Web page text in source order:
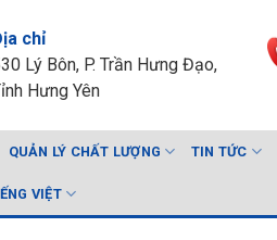
chỉ
Lý Bôn, P. Trần Hưng Đạo,
Hưng Yên
QUẢN LÝ CHẤT LƯỢNG TIN TỨC
VIỆT